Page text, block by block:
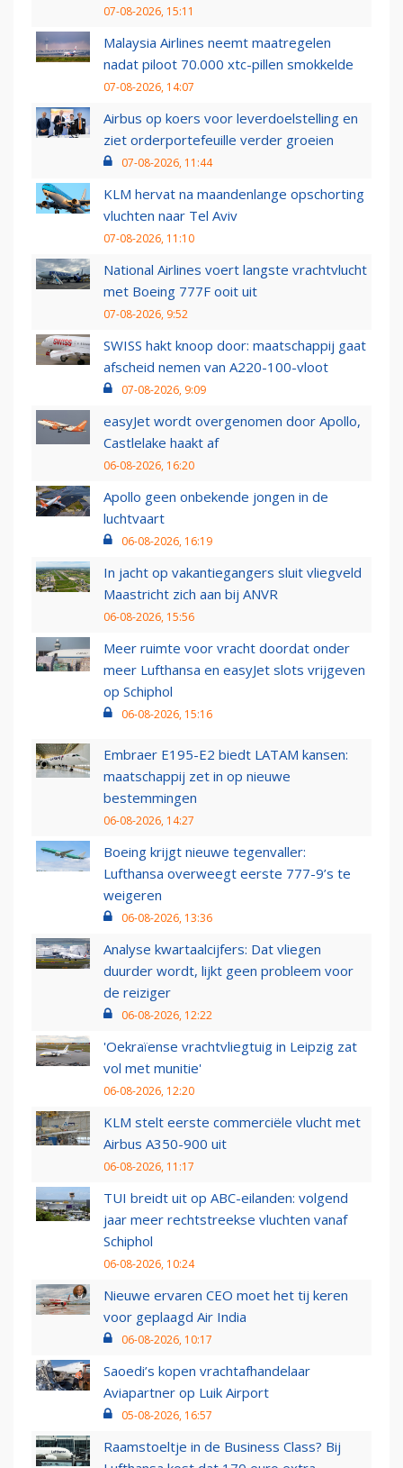
07-08-2026, 15:11
Malaysia Airlines neemt maatregelen
nadat piloot 70.000 xtc-pillen smokkelde
07-08-2026, 14:07
Airbus op koers voor leverdoelstelling en
ziet orderportefeuille verder groeien
07-08-2026, 11:44
KLM hervat na maandenlange opschorting
vluchten naar Tel Aviv
07-08-2026, 11:10
National Airlines voert langste vrachtvlucht
met Boeing 777F ooit uit
07-08-2026, 9:52
SWISS hakt knoop door: maatschappij gaat
afscheid nemen van A220-100-vloot
07-08-2026, 9:09
easyJet wordt overgenomen door Apollo,
Castlelake haakt af
06-08-2026, 16:20
Apollo geen onbekende jongen in de
luchtvaart
06-08-2026, 16:19
In jacht op vakantiegangers sluit vliegveld
Maastricht zich aan bij ANVR
06-08-2026, 15:56
Meer ruimte voor vracht doordat onder
meer Lufthansa en easyJet slots vrijgeven
op Schiphol
06-08-2026, 15:16
Embraer E195-E2 biedt LATAM kansen:
maatschappij zet in op nieuwe
bestemmingen
06-08-2026, 14:27
Boeing krijgt nieuwe tegenvaller:
Lufthansa overweegt eerste 777-9’s te
weigeren
06-08-2026, 13:36
Analyse kwartaalcijfers: Dat vliegen
duurder wordt, lijkt geen probleem voor
de reiziger
06-08-2026, 12:22
'Oekraïense vrachtvliegtuig in Leipzig zat
vol met munitie'
06-08-2026, 12:20
KLM stelt eerste commerciële vlucht met
Airbus A350-900 uit
06-08-2026, 11:17
TUI breidt uit op ABC-eilanden: volgend
jaar meer rechtstreekse vluchten vanaf
Schiphol
06-08-2026, 10:24
Nieuwe ervaren CEO moet het tij keren
voor geplaagd Air India
06-08-2026, 10:17
Saoedi’s kopen vrachtafhandelaar
Aviapartner op Luik Airport
05-08-2026, 16:57
Raamstoeltje in de Business Class? Bij